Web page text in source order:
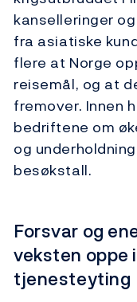
kanselleringer
fra asiatiske
flere at Norge
reisemål, og at
fremover. Innen
bedriftene om
og
besøkstall.
Forsvar og
veksten
tjenesteyting